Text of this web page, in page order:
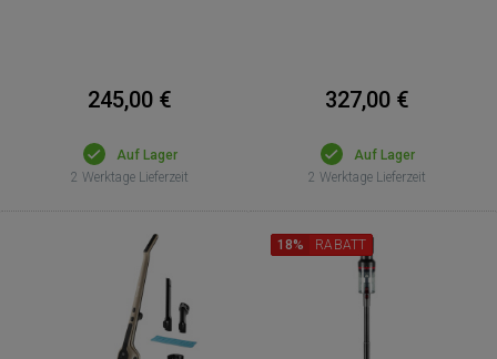
245,00 €
Auf Lager
2 Werktage Lieferzeit
327,00 €
Auf Lager
2 Werktage Lieferzeit
18% RABATT